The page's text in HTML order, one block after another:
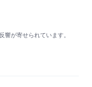
が寄せられています。